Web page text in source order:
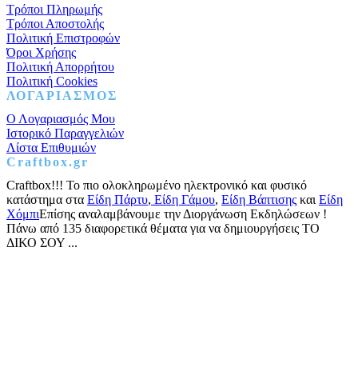
Τρόποι Πληρωμής
Τρόποι Αποστολής
Πολιτική Επιστροφών
Όροι Χρήσης
Πολιτική Απορρήτου
Πολιτική Cookies
ΛΟΓΑΡΙΑΣΜΟΣ
Ο Λογαριασμός Μου
Ιστορικό Παραγγελιών
Λίστα Επιθυμιών
Craftbox.gr
Craftbox!!! Το πιο ολοκληρωμένο ηλεκτρονικό και φυσικό
κατάστημα στα Είδη Πάρτυ, Είδη Γάμου, Είδη Βάπτισης καιΕίδη
ΧόμπιΕπίσης αναλαμβάνουμε την Διοργάνωση Εκδηλώσεων !
Πάνω από 135 διαφορετικά θέματα για να δημιουργήσεις ΤΟ
ΔΙΚΟ ΣΟΥ ...